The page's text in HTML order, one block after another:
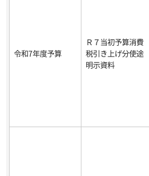
令和7年度予算
Ｒ７当初予算消費
税引き上げ分使途
明示資料